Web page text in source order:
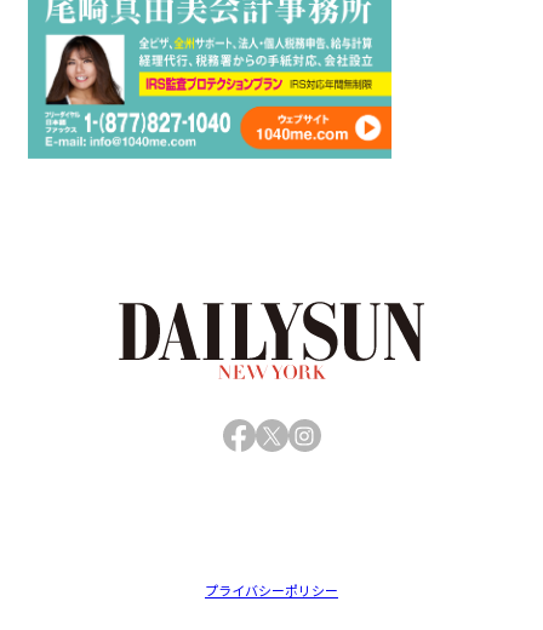
Facebook
X Instagram
プライバシーポリシー